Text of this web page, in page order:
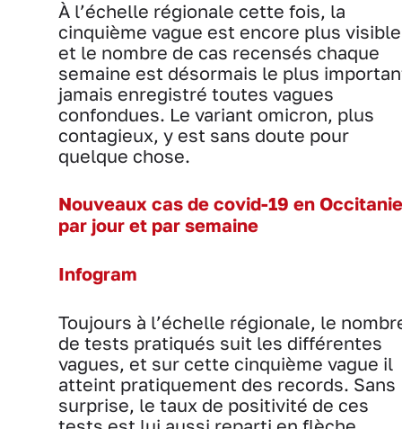
À l’échelle régionale cette fois, la
cinquième vague est encore plus
et le nombre de cas recensés chaque
semaine est désormais le plus
jamais enregistré toutes vagues
confondues. Le variant omicron, plus
contagieux, y est sans doute pour
quelque chose.
Nouveaux cas de covid-19 en Occitanie
par jour et par semaine
Infogram
Toujours à l’échelle régionale, le
de tests pratiqués suit les différentes
vagues, et sur cette cinquième vague il
atteint pratiquement des records. Sans
surprise, le taux de positivité de ces